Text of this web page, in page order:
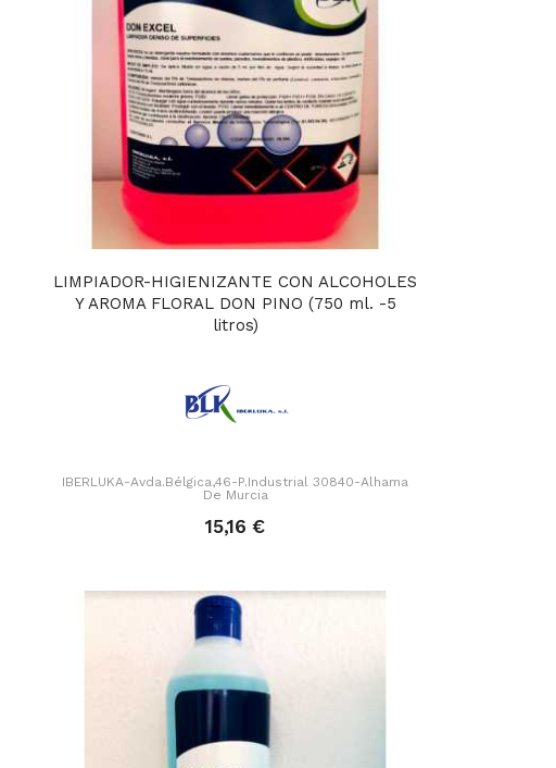
LIMPIADOR-HIGIENIZANTE CON ALCOHOLES
Y AROMA FLORAL DON PINO (750 ml. -5
litros)
IBERLUKA-Avda.Bélgica,46-P.Industrial 30840-Alhama
De Murcia
15,16 €